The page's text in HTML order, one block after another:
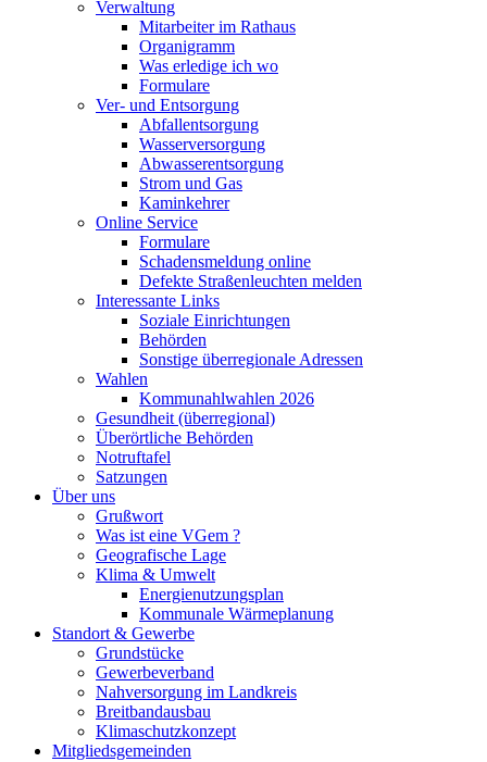
Verwaltung
Mitarbeiter im Rathaus
Organigramm
Was erledige ich wo
Formulare
Ver- und Entsorgung
Abfallentsorgung
Wasserversorgung
Abwasserentsorgung
Strom und Gas
Kaminkehrer
Online Service
Formulare
Schadensmeldung online
Defekte Straßenleuchten melden
Interessante Links
Soziale Einrichtungen
Behörden
Sonstige überregionale Adressen
Wahlen
Kommunahlwahlen 2026
Gesundheit (überregional)
Überörtliche Behörden
Notruftafel
Satzungen
Über uns
Grußwort
Was ist eine VGem ?
Geografische Lage
Klima & Umwelt
Energienutzungsplan
Kommunale Wärmeplanung
Standort & Gewerbe
Grundstücke
Gewerbeverband
Nahversorgung im Landkreis
Breitbandausbau
Klimaschutzkonzept
Mitgliedsgemeinden